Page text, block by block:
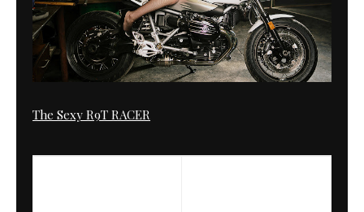
The Sexy R9T RACER